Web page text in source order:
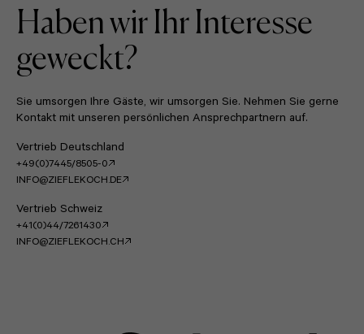
Haben wir Ihr Interesse
geweckt?
Sie umsorgen Ihre Gäste, wir umsorgen Sie. Nehmen Sie gerne
Kontakt mit unseren persönlichen Ansprechpartnern auf.
Vertrieb Deutschland
+49(0)7445/8505-0
INFO@ZIEFLEKOCH.DE
Vertrieb Schweiz
+41(0)44/7261430
INFO@ZIEFLEKOCH.CH